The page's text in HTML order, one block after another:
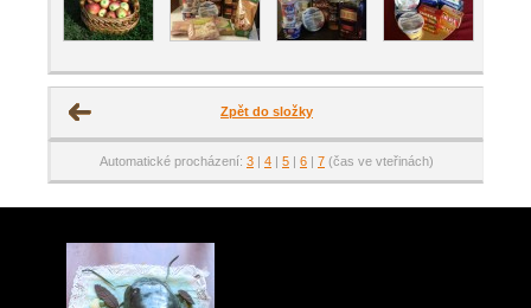
Zpět do složky
Automatické procházení: 3 | 4 | 5 | 6 | 7 (čas ve vteřinách)